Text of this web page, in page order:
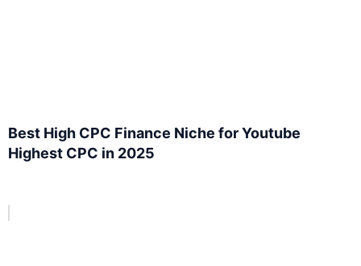
Best High CPC Finance Niche for Youtube
Highest CPC in 2025